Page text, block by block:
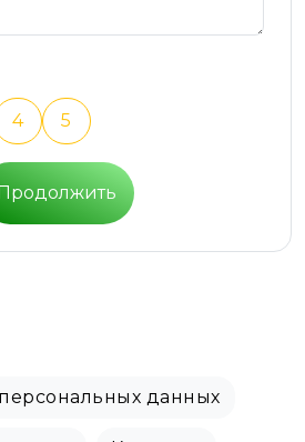
4 5
данных